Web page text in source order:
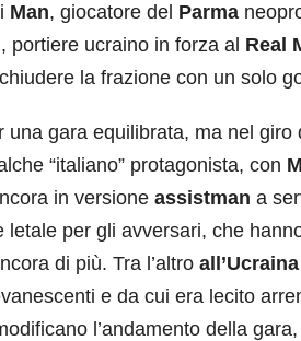
Man, giocatore del Parma
, portiere ucraino in forza al Real
la frazione con un solo
una gara equilibrata, ma nel giro
“italiano” protagonista, con
in versione assistman a
letale per gli avversari, che
di più. Tra l’altro all’Ucraina
e da cui era lecito
l’andamento della